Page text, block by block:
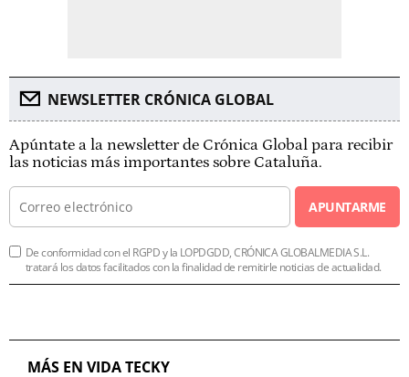
NEWSLETTER CRÓNICA GLOBAL
Apúntate a la newsletter de Crónica Global para recibir
las noticias más importantes sobre Cataluña.
APUNTARME
De conformidad con el RGPD y la LOPDGDD, CRÓNICA GLOBALMEDIA S.L.
tratará los datos facilitados con la finalidad de remitirle noticias de actualidad.
MÁS EN VIDA TECKY